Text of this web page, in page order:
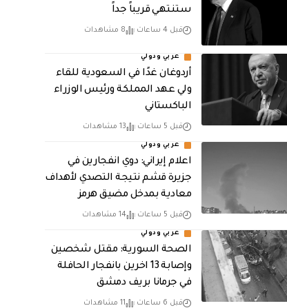
ستنتهي قريباً جداً
قبل 4 ساعات 8 مشاهدات
عربي ودولي
أردوغان غدًا في السعودية للقاء
ولي عهد المملكة ورئيس الوزراء
الباكستاني
قبل 5 ساعات 13 مشاهدات
عربي ودولي
اعلام إيراني: دوي انفجارين في
جزيرة قشم نتيجة التصدي لأهداف
معادية بمدخل مضيق هرمز
قبل 5 ساعات 14 مشاهدات
عربي ودولي
الصحة السورية: مقتل شخصين
وإصابة 13 اخرين بانفجار الحافلة
في جرمانا بريف دمشق
قبل 6 ساعات 11 مشاهدات